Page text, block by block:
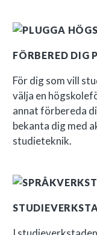
FÖRBERED DIG
För dig som vill
välja en
annat förbereda
bekanta dig med
studieteknik.